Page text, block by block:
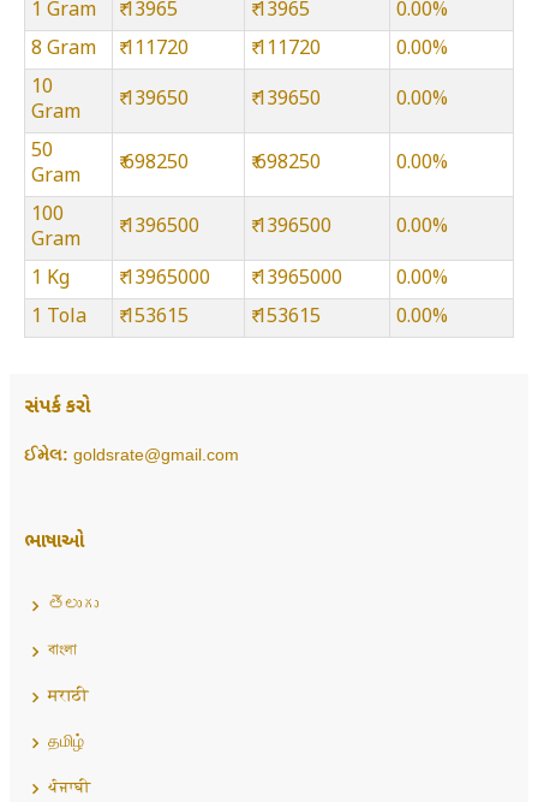
1 Gram
₹ 13965 ₹ 13965
0.00%
8 Gram
₹ 111720 ₹ 111720
0.00%
10
Gram
₹ 139650 ₹ 139650 0.00%
50
Gram
₹ 698250 ₹ 698250 0.00%
100
Gram
₹ 1396500 ₹ 1396500 0.00%
1 Kg ₹ 13965000 ₹ 13965000
0.00%
1 Tola
₹ 153615 ₹ 153615 0.00%
સંપર્ક કરો
ઈમેલ: goldsrate@gmail.com
ભાષાઓ
తెలుగు
বাংলা
मराठी
தமிழ்
ਪੰਜਾਬੀ